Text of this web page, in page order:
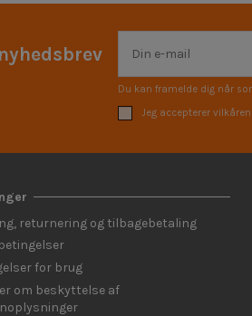
Du kan framelde dig når
Jeg accepterer
returnering og tilbagebetaling
for brug
om beskyttelse af